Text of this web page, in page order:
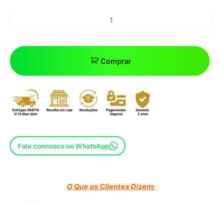
Comprar
Fale connosco no WhatsApp
O Que os Clientes Dizem: